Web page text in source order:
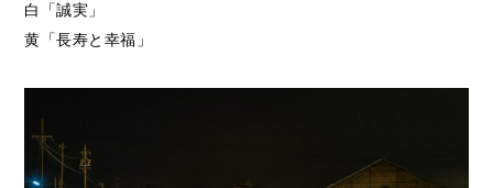
白「誠実」
黄「長寿と幸福」